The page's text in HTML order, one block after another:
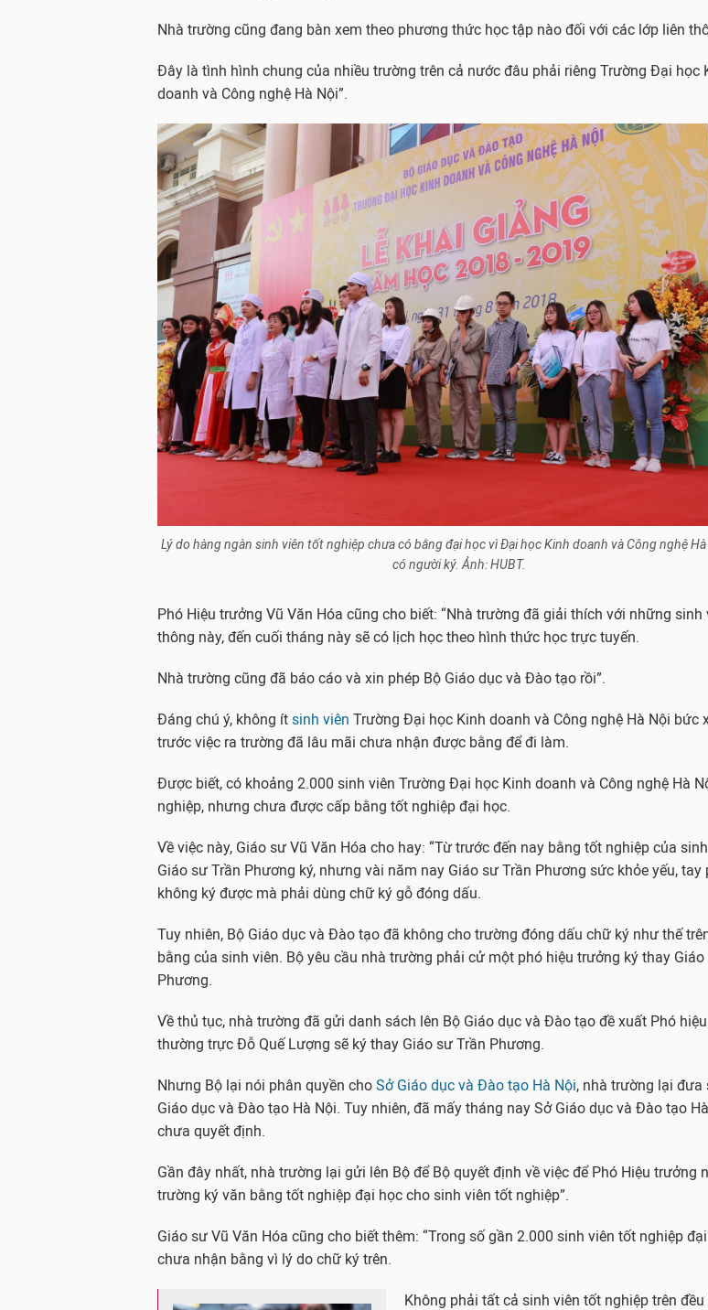
Nhà trường cũng đang bàn xem theo phương thức học tập nào đối với các lớp liên
Đây là tình hình chung của nhiều trường trên cả nước đâu phải riêng Trường Đại học
doanh và Công nghệ Hà Nội”.
Lý do hàng ngàn sinh viên tốt nghiệp chưa có bằng đại học vì Đại học Kinh doanh và Công nghệ
có người ký. Ảnh: HUBT.
Phó Hiệu trưởng Vũ Văn Hóa cũng cho biết: “Nhà trường đã giải thích với những sinh
thông này, đến cuối tháng này sẽ có lịch học theo hình thức học trực tuyến.
Nhà trường cũng đã báo cáo và xin phép Bộ Giáo dục và Đào tạo rồi”.
Đáng chú ý, không ít sinh viên Trường Đại học Kinh doanh và Công nghệ Hà Nội bức
trước việc ra trường đã lâu mãi chưa nhận được bằng để đi làm.
Được biết, có khoảng 2.000 sinh viên Trường Đại học Kinh doanh và Công nghệ Hà
nghiệp, nhưng chưa được cấp bằng tốt nghiệp đại học.
Về việc này, Giáo sư Vũ Văn Hóa cho hay: “Từ trước đến nay bằng tốt nghiệp của
Giáo sư Trần Phương ký, nhưng vài năm nay Giáo sư Trần Phương sức khỏe yếu, tay
không ký được mà phải dùng chữ ký gỗ đóng dấu.
Tuy nhiên, Bộ Giáo dục và Đào tạo đã không cho trường đóng dấu chữ ký như thế
bằng của sinh viên. Bộ yêu cầu nhà trường phải cử một phó hiệu trưởng ký thay Giáo
Phương.
Về thủ tục, nhà trường đã gửi danh sách lên Bộ Giáo dục và Đào tạo đề xuất Phó
thường trực Đỗ Quế Lượng sẽ ký thay Giáo sư Trần Phương.
Nhưng Bộ lại nói phân quyền cho Sở Giáo dục và Đào tạo Hà Nội, nhà trường lại đưa
Giáo dục và Đào tạo Hà Nội. Tuy nhiên, đã mấy tháng nay Sở Giáo dục và Đào tạo
chưa quyết định.
Gần đây nhất, nhà trường lại gửi lên Bộ để Bộ quyết định về việc để Phó Hiệu trưởng
trường ký văn bằng tốt nghiệp đại học cho sinh viên tốt nghiệp”.
Giáo sư Vũ Văn Hóa cũng cho biết thêm: “Trong số gần 2.000 sinh viên tốt nghiệp
chưa nhận bằng vì lý do chữ ký trên.
Không phải tất cả sinh viên tốt nghiệp trên